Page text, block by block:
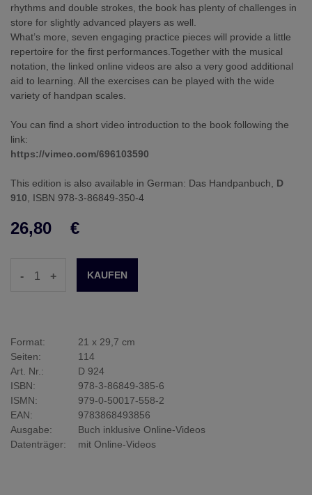
rhythms and double strokes, the book has plenty of challenges in
store for slightly advanced players as well.
What’s more, seven engaging practice pieces will provide a little
repertoire for the first performances.Together with the musical
notation, the linked online videos are also a very good additional
aid to learning. All the exercises can be played with the wide
variety of handpan scales.
You can find a short video introduction to the book following the
link:
https://vimeo.com/696103590
This edition is also available in German: Das Handpanbuch, D
910 , ISBN 978-3-86849-350-4
26,80 €
- +
Format:
21 x 29,7 cm
Seiten:
114
Art. Nr.:
D 924
ISBN:
978-3-86849-385-6
ISMN:
979-0-50017-558-2
EAN:
9783868493856
Ausgabe:
Buch inklusive Online-Videos
Datenträger:
mit Online-Videos